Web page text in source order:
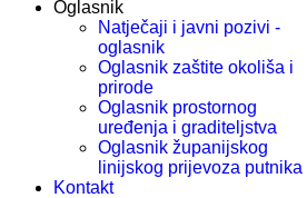
Oglasnik
Natječaji i javni pozivi -
oglasnik
Oglasnik zaštite okoliša i
prirode
Oglasnik prostornog
uređenja i graditeljstva
Oglasnik županijskog
linijskog prijevoza putnika
Kontakt